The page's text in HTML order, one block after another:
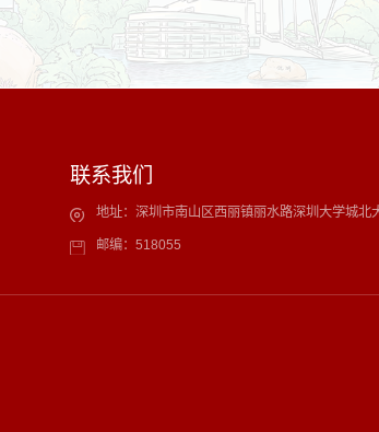
联系我们
地址：深圳市南山区西丽镇丽水路深圳大学城北
邮编：518055